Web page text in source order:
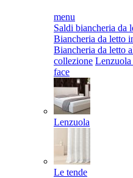
menu
Saldi biancheria da
Biancheria da letto
Biancheria da letto
collezione Lenzuola
face
Lenzuola
Le tende